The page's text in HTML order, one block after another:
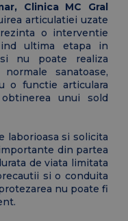
Clinica MC Gral
articulatiei uzate
o interventie
ultima etapa in
nu poate realiza
sanatoase,
o functie articulara
unui sold
laborioasa si solicita
din partea
de viata limitata
si o conduita
nu poate fi